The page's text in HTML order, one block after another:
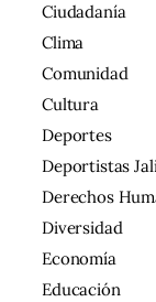
Ciudadanía
Clima
Comunidad
Cultura
Deportes
Deportistas
Derechos
Diversidad
Economía
Educación